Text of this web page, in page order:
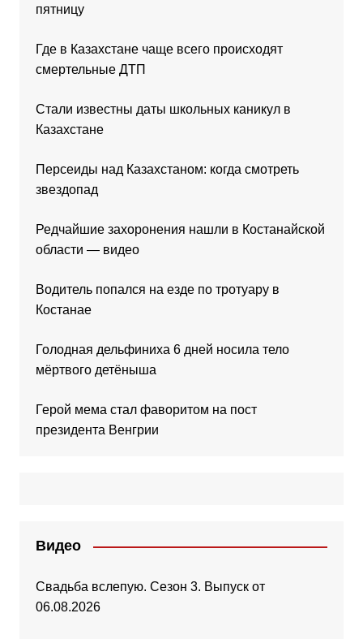
пятницу
Где в Казахстане чаще всего происходят
смертельные ДТП
Стали известны даты школьных каникул в
Казахстане
Персеиды над Казахстаном: когда смотреть
звездопад
Редчайшие захоронения нашли в Костанайской
области — видео
Водитель попался на езде по тротуару в
Костанае
Голодная дельфиниха 6 дней носила тело
мёртвого детёныша
Герой мема стал фаворитом на пост
президента Венгрии
Видео
Свадьба вслепую. Сезон 3. Выпуск от
06.08.2026